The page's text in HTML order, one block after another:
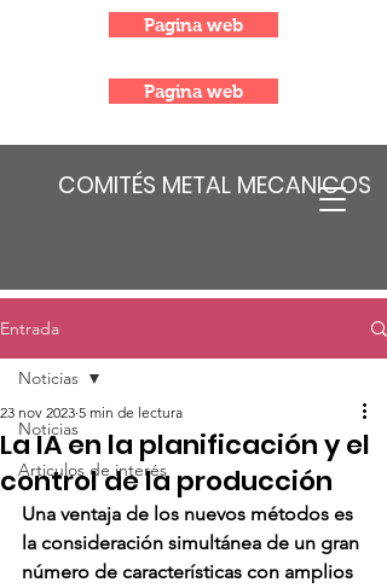
COMITÉS METAL MECANICOS
Pagina web
Pagina web
Entrada
Noticias
Articulos de interés
Noticias
La IA en la planificación y el
control de la producción
23 nov 2023 5 min de lectura
Una ventaja de los nuevos métodos es
la consideración simultánea de un gran
número de características con amplios